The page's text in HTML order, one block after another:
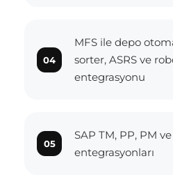
MFS ile depo
sorter, ASRS ve
entegrasyonu
SAP TM, PP, PM
entegrasyonları